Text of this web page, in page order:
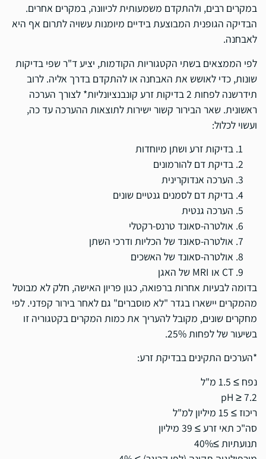
במקרים רבים, ולהתקדם משמעותית לכיוונה, במקרים אחרים.
הבדיקה הגופנית המבוצעת בידיים מיומנות עשויה לתרום אף היא
לאבחנה.
לפי הממצאים בשתי הקטגוריות הקודמות, יציע ד"ר שפי בדיקות
שונות, כדי לאושש את האבחנה או להתקדם בדרך אליה. לרוב
תידרשנה לפחות 2 בדיקות זרע קונבנציונליות* לצורך הערכה
ראשונית. שאר הבירור קשור ישירות לתוצאות ההערכה עד כה,
ועשוי לכלול:
בדיקות זרע ושתן מיוחדות
בדיקת דם להורמונים
הערכה אנדוקרינית
בדיקת דם לסמנים גנטיים שונים
הערכה גנטית
אולטרה-סאונד טרנס-רקטלי
אולטרה-סאונד של הכליות ודרכי השתן
אולטרה-סאונד של האשכים
CT או MRI של האגן
בדומה לבעיות אחרות ברפואה, כגון פריון האישה, חלק לא מבוטל
מהמקרים יישארו בגדר "לא מוסברים" גם לאחר בירור קפדני. לפי
מחקרים שונים, מקובל להעריך את כמות המקרים בקטגוריה זו
בשיעור של לפחות 25%.
*הערכים התקינים בבדיקת זרע:
נפח ≥ 1.5 מ"ל
pH ≥ 7.2
ריכוז ≥ 15 מיליון למ"ל
סה"כ תאי זרע ≥ 39 מיליון
תנועתיות ≥40%